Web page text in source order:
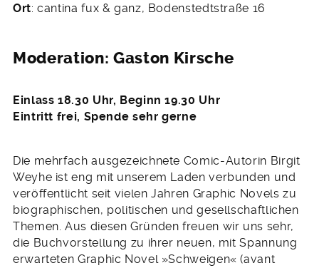
April
Ort: cantina fux & ganz, Bodenstedtstraße 16
Moderation: Gaston Kirsche
Einlass 18.30 Uhr, Beginn 19.30 Uhr
Eintritt frei, Spende sehr gerne
Die mehrfach ausgezeichnete Comic-Autorin Birgit
Weyhe ist eng mit unserem Laden verbunden und
veröffentlicht seit vielen Jahren Graphic Novels zu
biographischen, politischen und gesellschaftlichen
Themen. Aus diesen Gründen freuen wir uns sehr,
die Buchvorstellung zu ihrer neuen, mit Spannung
erwarteten Graphic Novel »Schweigen« (avant